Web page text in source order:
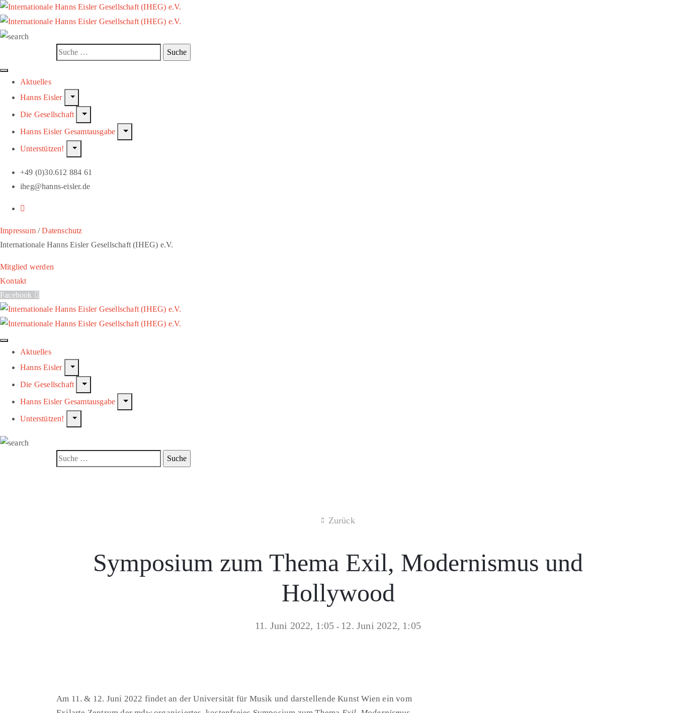
Aktuelles
Hanns Eisler
Die Gesellschaft
Hanns Eisler Gesamtausgabe
Unterstützen!
+49 (0)30.612 884 61
iheg@hanns-eisler.de
Impressum/Datenschutz
Internationale Hanns Eisler Gesellschaft (IHEG) e.V.
Mitglied werden
Kontakt
Facebook
Aktuelles
Hanns Eisler
Die Gesellschaft
Hanns Eisler Gesamtausgabe
Unterstützen!
Zurück
Symposium zum Thema Exil, Modernismus und
Hollywood
11. Juni 2022, 1:05 - 12. Juni 2022, 1:05
Am 11. & 12. Juni 2022 findet an der Universität für Musik und darstellende Kunst Wien ein vom